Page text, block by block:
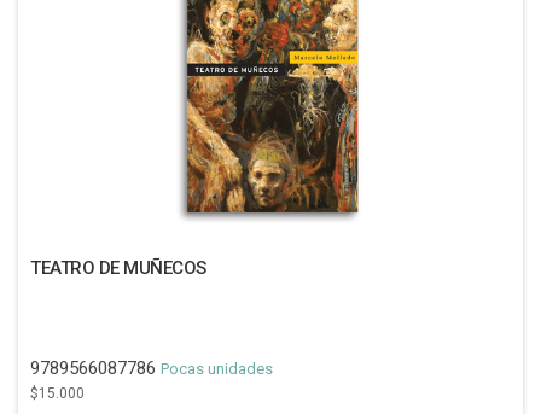
TEATRO DE MUÑECOS
9789566087786 Pocas unidades
$15.000